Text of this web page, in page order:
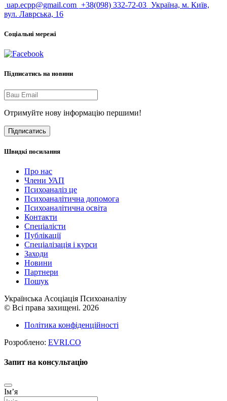
uap.ecpp@gmail.com +38(098) 332-72-03 Україна, м. Київ,
вул. Лаврська, 16
Соціальні мережі
Підписатись на новини
Отримуйте нову інформацію першими!
Підписатись
Швидкі посилання
Про нас
Члени УАП
Психоаналіз це
Психоаналітична допомога
Психоаналітична освіта
Контакти
Спеціалісти
Публікації
Cпеціалізація і курси
Заходи
Новини
Партнери
Пошук
Українська Асоціація Психоаналізу
© Всі права захищені. 2026
Політика конфіденційності
Розроблено: EVRI.CO
Запит на консультацію
Імʼя